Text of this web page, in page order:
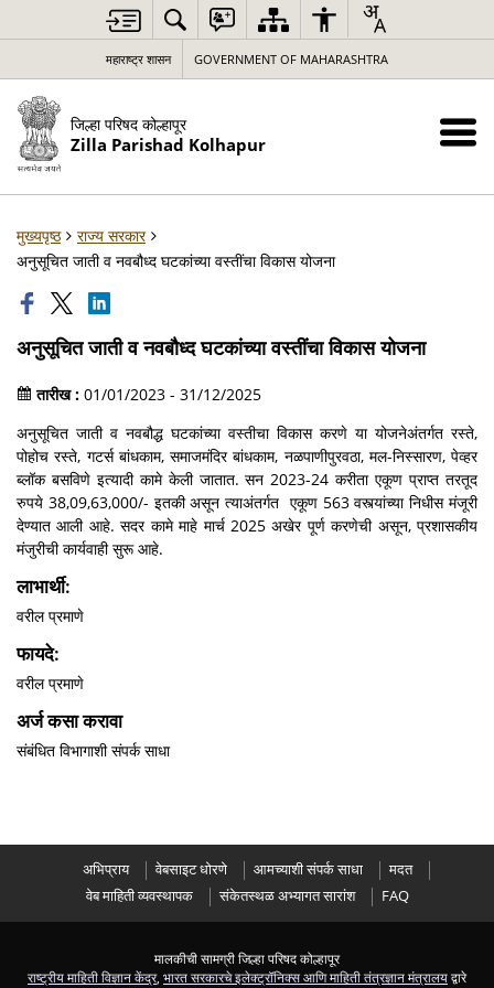
महाराष्ट्र शासन GOVERNMENT OF MAHARASHTRA
जिल्हा परिषद कोल्हापूर
Zilla Parishad Kolhapur
मुख्यपृष्ठ
राज्य सरकार
अनुसूचित जाती व नवबौध्द घटकांच्या वस्तींचा विकास योजना
अनुसूचित जाती व नवबौध्द घटकांच्या वस्तींचा विकास योजना
तारीख : 01/01/2023 - 31/12/2025
अनुसूचित जाती व नवबौद्ध घटकांच्या वस्तीचा विकास करणे या योजनेअंतर्गत रस्ते,
पोहोच रस्ते, गटर्स बांधकाम, समाजमंदिर बांधकाम, नळपाणीपुरवठा, मल-निस्सारण, पेव्हर
ब्लॉक बसविणे इत्यादी कामे केली जातात. सन 2023-24 करीता एकूण प्राप्त तरतूद
रुपये 38,09,63,000/- इतकी असून त्याअंतर्गत एकूण 563 वस्त्यांच्या निधीस मंजूरी
देण्यात आली आहे. सदर कामे माहे मार्च 2025 अखेर पूर्ण करणेची असून, प्रशासकीय
मंजुरीची कार्यवाही सुरू आहे.
लाभार्थी:
वरील प्रमाणे
फायदे:
वरील प्रमाणे
अर्ज कसा करावा
संबंधित विभागाशी संपर्क साधा
अभिप्राय वेबसाइट धोरणे आमच्याशी संपर्क साधा
मदत
वेब माहिती व्यवस्थापक
संकेतस्थळ अभ्यागत सारांश FAQ
मालकीची सामग्री जिल्हा परिषद कोल्हापूर
राष्ट्रीय माहिती विज्ञान केंद्र, भारत सरकारचे इलेक्ट्रॉनिक्स आणि माहिती तंत्रज्ञान मंत्रालयद्वारे